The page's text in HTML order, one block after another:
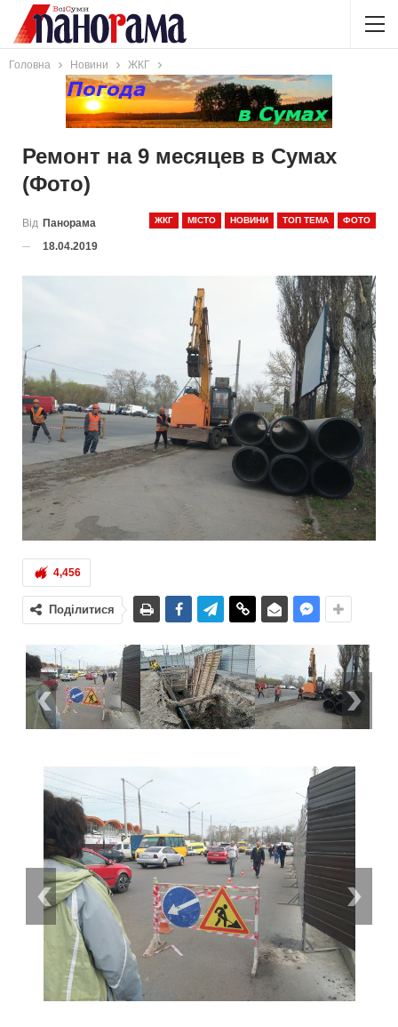
Головна Новини ЖКГ
Ремонт на 9 месяцев в Сумах
(Фото)
ЖКГ МІСТО НОВИНИ ТОП ТЕМА ФОТО
Від Панорама
18.04.2019
4,456
Поділитися